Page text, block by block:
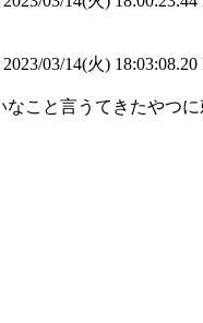
03/14(火) 18:03:08.20
こと言うてきたやつ